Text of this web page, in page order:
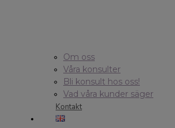
Om oss
Våra konsulter
Bli konsult hos oss!
Vad våra kunder säger
Kontakt